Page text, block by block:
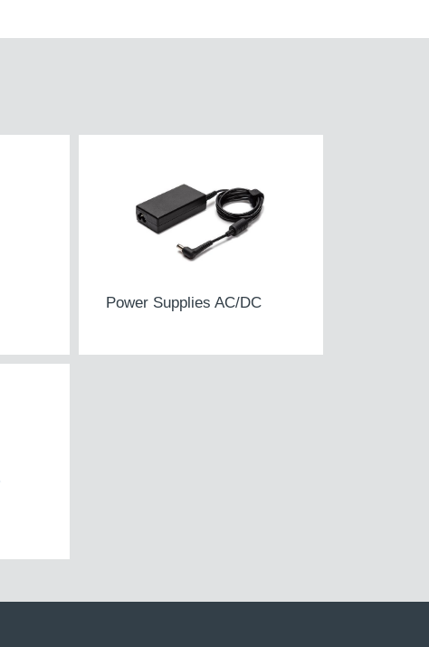
Power Supplies AC/DC